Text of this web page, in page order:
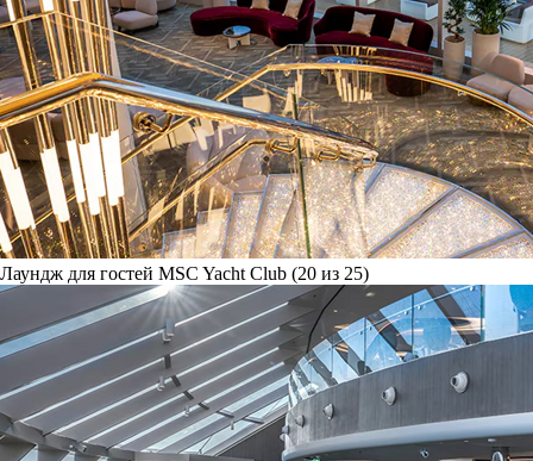
Лаундж для гостей MSC Yacht Club (20 из 25)